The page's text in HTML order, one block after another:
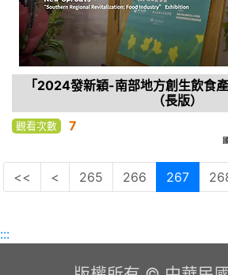
「2024發新穎-南部地方創生飲食
（長版）
觀看次數 7
<< < 265 266 267
:::